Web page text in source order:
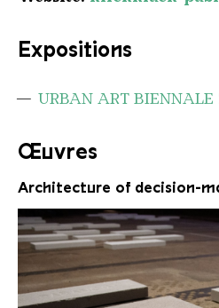
Expositions
URBAN ART BIENNALE
Œuvres
Architecture of decision-